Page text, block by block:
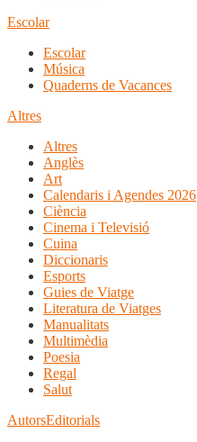
Escolar
Escolar
Música
Quaderns de Vacances
Altres
Altres
Anglès
Art
Calendaris i Agendes 2026
Ciència
Cinema i Televisió
Cuina
Diccionaris
Esports
Guies de Viatge
Literatura de Viatges
Manualitats
Multimèdia
Poesia
Regal
Salut
AutorsEditorials